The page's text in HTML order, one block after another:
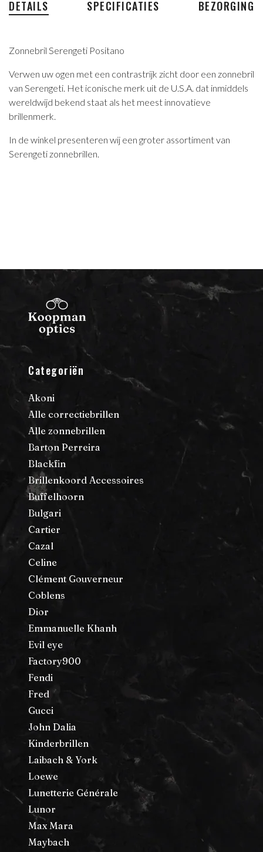
DETAILS SPECIFICATIES BEZORGING
Zonnebril Serengeti Positano
Verwen uw ogen met een contrastrijk zicht door een zonnebril
van Serengeti. Het iconische merk uit de U.S.A. dat inmiddels
wereldwijd bekend staat als het meest innovatieve
brillenmerk.
In de winkel presenteren wij een groter assortiment van
Serengeti zonnebrillen.
Categoriën
Akoni
Alle correctiebrillen
Alle zonnebrillen
Barton Perreira
Blackfin
Brillenkoord Accessoires
Buffelhoorn
Bulgari
Cartier
Cazal
Celine
Clément Gouverneur
Coblens
Dior
Emmanuelle Khanh
Evil eye
Factory900
Fendi
Fred
Gucci
John Dalia
Kinderbrillen
Laibach & York
Loewe
Lunetterie Générale
Lunor
Max Mara
Maybach